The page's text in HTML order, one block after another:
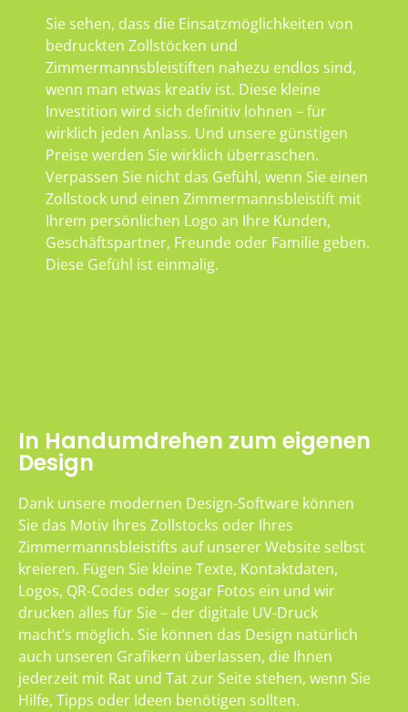
Sie sehen, dass die Einsatzmöglichkeiten von
bedruckten Zollstöcken und
Zimmermannsbleistiften nahezu endlos sind,
wenn man etwas kreativ ist. Diese kleine
Investition wird sich definitiv lohnen – für
wirklich jeden Anlass. Und unsere günstigen
Preise werden Sie wirklich überraschen.
Verpassen Sie nicht das Gefühl, wenn Sie einen
Zollstock und einen Zimmermannsbleistift mit
Ihrem persönlichen Logo an Ihre Kunden,
Geschäftspartner, Freunde oder Familie geben.
Diese Gefühl ist einmalig.
In Handumdrehen zum eigenen
Design
Dank unsere modernen Design-Software können
Sie das Motiv Ihres Zollstocks oder Ihres
Zimmermannsbleistifts auf unserer Website selbst
kreieren. Fügen Sie kleine Texte, Kontaktdaten,
Logos, QR-Codes oder sogar Fotos ein und wir
drucken alles für Sie – der digitale UV-Druck
macht’s möglich. Sie können das Design natürlich
auch unseren Grafikern überlassen, die Ihnen
jederzeit mit Rat und Tat zur Seite stehen, wenn Sie
Hilfe, Tipps oder Ideen benötigen sollten.